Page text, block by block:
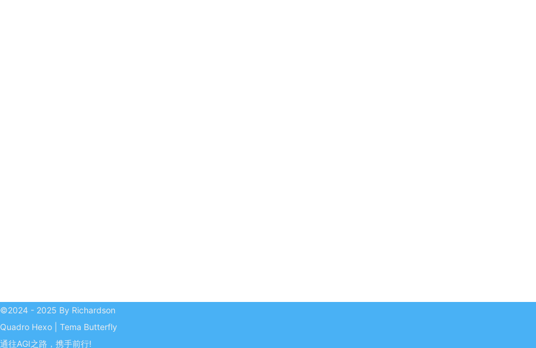
©2024 - 2025 By Richardson
Quadro Hexo Tema Butterfly
通往AGI之路，携手前行!